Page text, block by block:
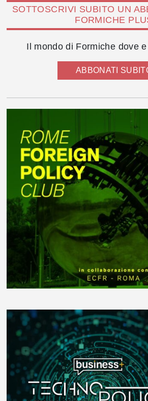
SOTTOSCRIVI SUBITO UN
FORMICHE
Il mondo di Formiche dove
ABBONATI